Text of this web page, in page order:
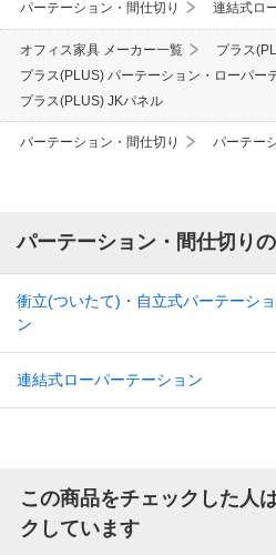
パーテーション・間仕切り 連結式ロ
オフィス家具 メーカー一覧
プラス
プラス(PLUS) パーテーション・ローパー
プラス(PLUS) JKパネル
パーテーション・間仕切り パーテー
パーテーション・間仕切り
衝立(ついたて)・自立式パーテーシ
ン
連結式ローパーテーション
この商品をチェックした人
クしています